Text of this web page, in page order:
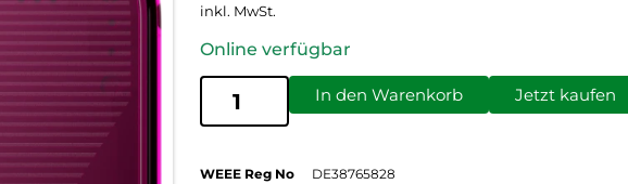
inkl. MwSt.
Online verfügbar
In den Warenkorb Jetzt kaufen
WEEE Reg No
DE38765828